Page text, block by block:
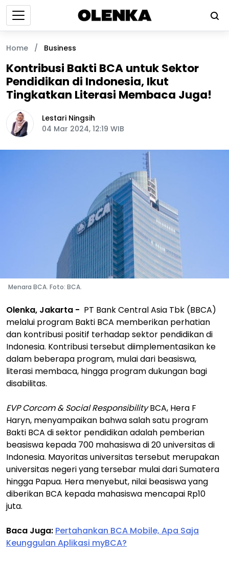
Home / Business
Kontribusi Bakti BCA untuk Sektor
Pendidikan di Indonesia, Ikut
Tingkatkan Literasi Membaca Juga!
Lestari Ningsih
04 Mar 2024, 12:19 WIB
Menara BCA. Foto: BCA.
Olenka, Jakarta - PT Bank Central Asia Tbk (BBCA)
melalui program Bakti BCA memberikan perhatian
dan kontribusi positif terhadap sektor pendidikan di
Indonesia. Kontribusi tersebut diimplementasikan ke
dalam beberapa program, mulai dari beasiswa,
literasi membaca, hingga program dukungan bagi
disabilitas.
EVP Corcom & Social ResponsibilityBCA, Hera F
Haryn, menyampaikan bahwa salah satu program
Bakti BCA di sektor pendidikan adalah pemberian
beasiswa kepada 700 mahasiswa di 20 universitas di
Indonesia. Mayoritas universitas tersebut merupakan
universitas negeri yang tersebar mulai dari Sumatera
hingga Papua. Hera menyebut, nilai beasiswa yang
diberikan BCA kepada mahasiswa mencapai Rp10
juta.
Baca Juga: Pertahankan BCA Mobile, Apa Saja
Keunggulan Aplikasi myBCA?